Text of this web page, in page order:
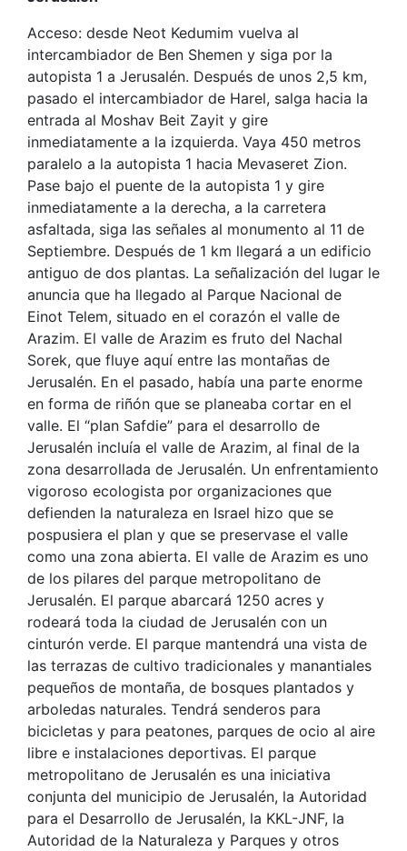
Acceso: desde Neot Kedumim vuelva al
intercambiador de Ben Shemen y siga por la
autopista 1 a Jerusalén. Después de unos 2,5 km,
pasado el intercambiador de Harel, salga hacia la
entrada al Moshav Beit Zayit y gire
inmediatamente a la izquierda. Vaya 450 metros
paralelo a la autopista 1 hacia Mevaseret Zion.
Pase bajo el puente de la autopista 1 y gire
inmediatamente a la derecha, a la carretera
asfaltada, siga las señales al monumento al 11 de
Septiembre. Después de 1 km llegará a un edificio
antiguo de dos plantas. La señalización del lugar le
anuncia que ha llegado al Parque Nacional de
Einot Telem, situado en el corazón el valle de
Arazim. El valle de Arazim es fruto del Nachal
Sorek, que fluye aquí entre las montañas de
Jerusalén. En el pasado, había una parte enorme
en forma de riñón que se planeaba cortar en el
valle. El “plan Safdie” para el desarrollo de
Jerusalén incluía el valle de Arazim, al final de la
zona desarrollada de Jerusalén. Un enfrentamiento
vigoroso ecologista por organizaciones que
defienden la naturaleza en Israel hizo que se
pospusiera el plan y que se preservase el valle
como una zona abierta. El valle de Arazim es uno
de los pilares del parque metropolitano de
Jerusalén. El parque abarcará 1250 acres y
rodeará toda la ciudad de Jerusalén con un
cinturón verde. El parque mantendrá una vista de
las terrazas de cultivo tradicionales y manantiales
pequeños de montaña, de bosques plantados y
arboledas naturales. Tendrá senderos para
bicicletas y para peatones, parques de ocio al aire
libre e instalaciones deportivas. El parque
metropolitano de Jerusalén es una iniciativa
conjunta del municipio de Jerusalén, la Autoridad
para el Desarrollo de Jerusalén, la KKL-JNF, la
Autoridad de la Naturaleza y Parques y otros